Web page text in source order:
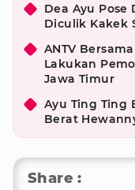
Dea Ayu Pose
Diculik Kakek
ANTV
Lakukan
Jawa Timur
Ayu Ting Ting
Berat
Share :